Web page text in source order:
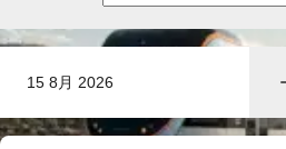
15 8月 2026